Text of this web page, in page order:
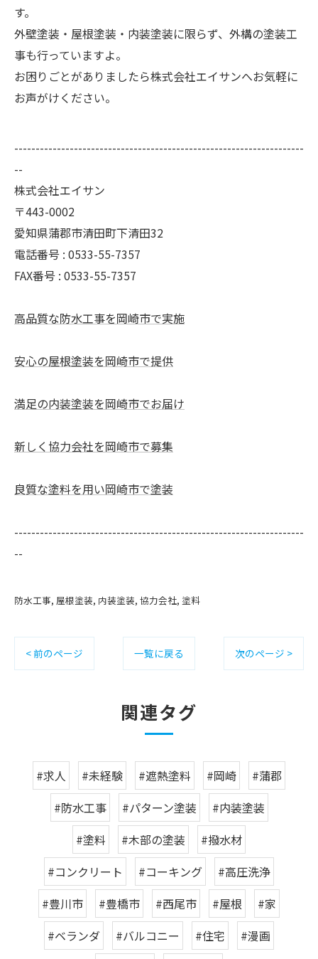
す。
外壁塗装・屋根塗装・内装塗装に限らず、外構の塗装工
事も行っていますよ。
お困りごとがありましたら株式会社エイサンへお気軽に
お声がけください。
--------------------------------------------------------------------
--
株式会社エイサン
〒443-0002
愛知県蒲郡市清田町下清田32
電話番号 : 0533-55-7357
FAX番号 : 0533-55-7357
高品質な防水工事を岡崎市で実施
安心の屋根塗装を岡崎市で提供
満足の内装塗装を岡崎市でお届け
新しく協力会社を岡崎市で募集
良質な塗料を用い岡崎市で塗装
--------------------------------------------------------------------
--
防水工事 屋根塗装 内装塗装 協力会社 塗料
< 前のページ 一覧に戻る 次のページ >
関連タグ
#求人 #未経験 #遮熱塗料 #岡崎
#蒲郡
#防水工事
#パターン塗装
#内装塗装
#塗料
#木部の塗装
#撥水材
#コンクリート
#コーキング
#高圧洗浄
#豊川市
#豊橋市 #西尾市 #屋根
#家
#ベランダ
#バルコニー #住宅 #漫画